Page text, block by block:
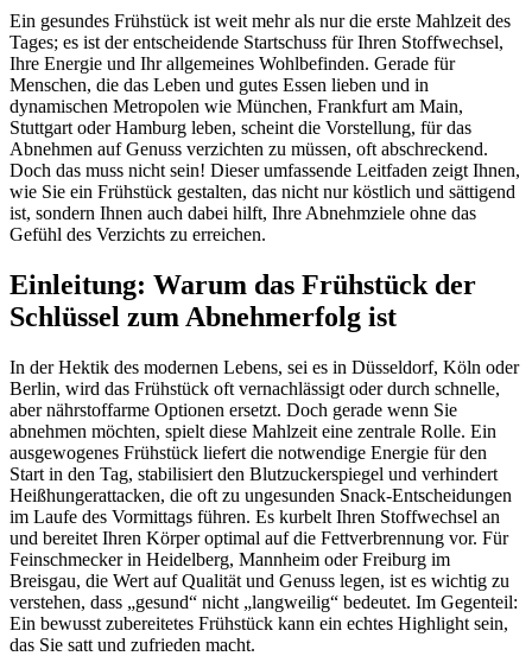
Ein gesundes Frühstück ist weit mehr als nur die erste Mahlzeit des
Tages; es ist der entscheidende Startschuss für Ihren Stoffwechsel,
Ihre Energie und Ihr allgemeines Wohlbefinden. Gerade für
Menschen, die das Leben und gutes Essen lieben und in
dynamischen Metropolen wie München, Frankfurt am Main,
Stuttgart oder Hamburg leben, scheint die Vorstellung, für das
Abnehmen auf Genuss verzichten zu müssen, oft abschreckend.
Doch das muss nicht sein! Dieser umfassende Leitfaden zeigt Ihnen,
wie Sie ein Frühstück gestalten, das nicht nur köstlich und sättigend
ist, sondern Ihnen auch dabei hilft, Ihre Abnehmziele ohne das
Gefühl des Verzichts zu erreichen.
Einleitung: Warum das Frühstück der
Schlüssel zum Abnehmerfolg ist
In der Hektik des modernen Lebens, sei es in Düsseldorf, Köln oder
Berlin, wird das Frühstück oft vernachlässigt oder durch schnelle,
aber nährstoffarme Optionen ersetzt. Doch gerade wenn Sie
abnehmen möchten, spielt diese Mahlzeit eine zentrale Rolle. Ein
ausgewogenes Frühstück liefert die notwendige Energie für den
Start in den Tag, stabilisiert den Blutzuckerspiegel und verhindert
Heißhungerattacken, die oft zu ungesunden Snack-Entscheidungen
im Laufe des Vormittags führen. Es kurbelt Ihren Stoffwechsel an
und bereitet Ihren Körper optimal auf die Fettverbrennung vor. Für
Feinschmecker in Heidelberg, Mannheim oder Freiburg im
Breisgau, die Wert auf Qualität und Genuss legen, ist es wichtig zu
verstehen, dass „gesund“ nicht „langweilig“ bedeutet. Im Gegenteil:
Ein bewusst zubereitetes Frühstück kann ein echtes Highlight sein,
das Sie satt und zufrieden macht.